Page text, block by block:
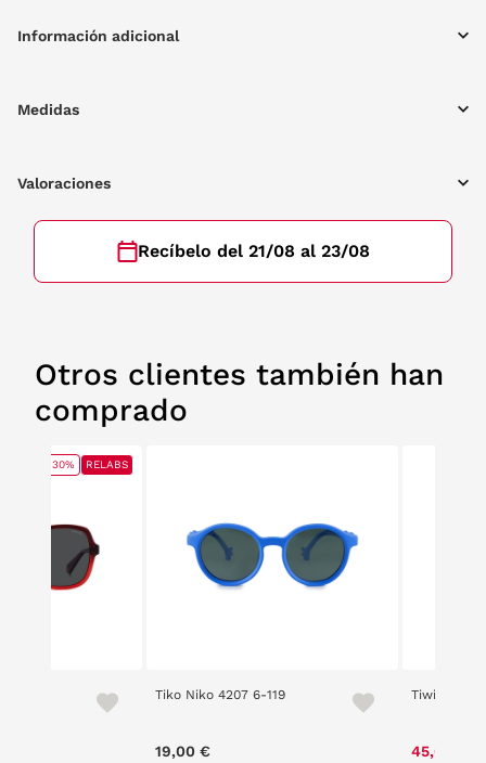
Información adicional
Medidas
Valoraciones
Recíbelo del 21/08 al 23/08
Otros clientes también han
comprado
30% RELABS
Tiko Niko 4207 6-119
19,00 €
Tiwi Maui
45,00 €